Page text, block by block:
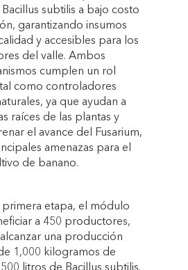
Bacillus subtilis a bajo costo
garantizando insumos
y accesibles para los
del valle. Ambos
cumplen un rol
como controladores
ya que ayudan a
raíces de las plantas y
el avance del Fusarium,
amenazas para el
de banano.
primera etapa, el módulo
a 450 productores,
una producción
1,000 kilogramos de
litros de Bacillus subtilis.